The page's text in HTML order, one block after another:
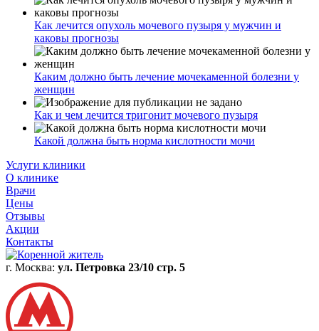
Как лечится опухоль мочевого пузыря у мужчин и
каковы прогнозы
Каким должно быть лечение мочекаменной болезни у
женщин
Как и чем лечится тригонит мочевого пузыря
Какой должна быть норма кислотности мочи
Услуги клиники
О клинике
Врачи
Цены
Отзывы
Акции
Контакты
г. Москва: ул. Петровка 23/10 стр. 5